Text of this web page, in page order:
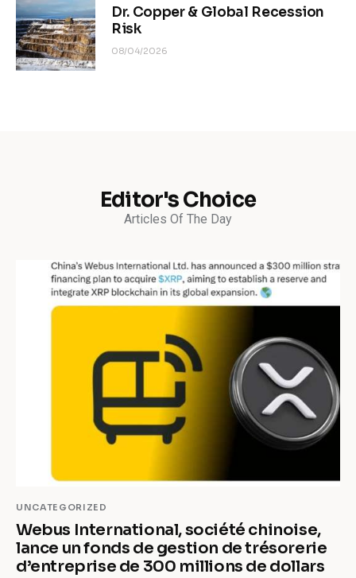
Dr. Copper & Global Recession
Risk
08/04/2026
Editor's Choice
Articles Of The Day
UNCATEGORIZED
Webus International, société chinoise,
lance un fonds de gestion de trésorerie
d’entreprise de 300 millions de dollars